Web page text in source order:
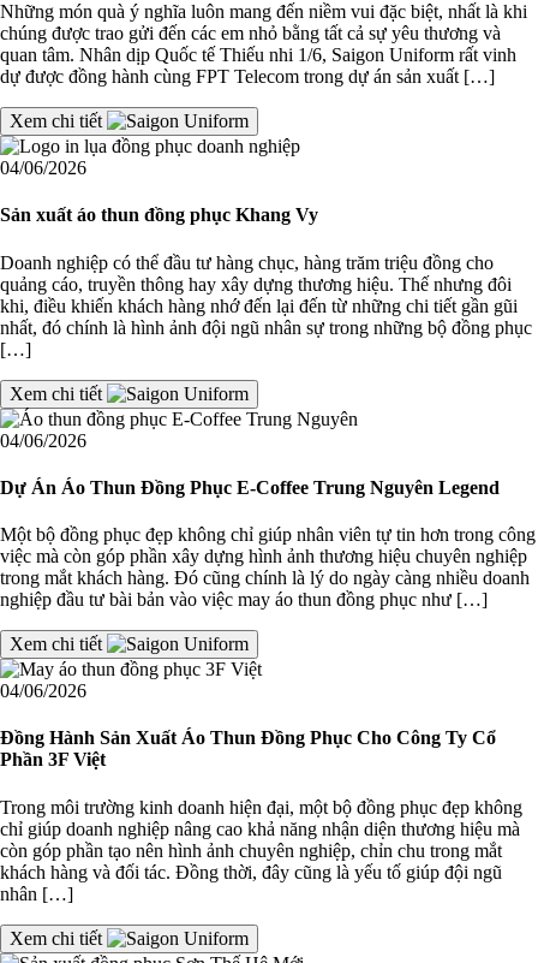
Những món quà ý nghĩa luôn mang đến niềm vui đặc biệt, nhất là khi
chúng được trao gửi đến các em nhỏ bằng tất cả sự yêu thương và
quan tâm. Nhân dịp Quốc tế Thiếu nhi 1/6, Saigon Uniform rất vinh
dự được đồng hành cùng FPT Telecom trong dự án sản xuất […]
Xem chi tiết
04/06/2026
Sản xuất áo thun đồng phục Khang Vy
Doanh nghiệp có thể đầu tư hàng chục, hàng trăm triệu đồng cho
quảng cáo, truyền thông hay xây dựng thương hiệu. Thế nhưng đôi
khi, điều khiến khách hàng nhớ đến lại đến từ những chi tiết gần gũi
nhất, đó chính là hình ảnh đội ngũ nhân sự trong những bộ đồng phục
[…]
Xem chi tiết
04/06/2026
Dự Án Áo Thun Đồng Phục E-Coffee Trung Nguyên Legend
Một bộ đồng phục đẹp không chỉ giúp nhân viên tự tin hơn trong công
việc mà còn góp phần xây dựng hình ảnh thương hiệu chuyên nghiệp
trong mắt khách hàng. Đó cũng chính là lý do ngày càng nhiều doanh
nghiệp đầu tư bài bản vào việc may áo thun đồng phục như […]
Xem chi tiết
04/06/2026
Đồng Hành Sản Xuất Áo Thun Đồng Phục Cho Công Ty Cổ
Phần 3F Việt
Trong môi trường kinh doanh hiện đại, một bộ đồng phục đẹp không
chỉ giúp doanh nghiệp nâng cao khả năng nhận diện thương hiệu mà
còn góp phần tạo nên hình ảnh chuyên nghiệp, chỉn chu trong mắt
khách hàng và đối tác. Đồng thời, đây cũng là yếu tố giúp đội ngũ
nhân […]
Xem chi tiết